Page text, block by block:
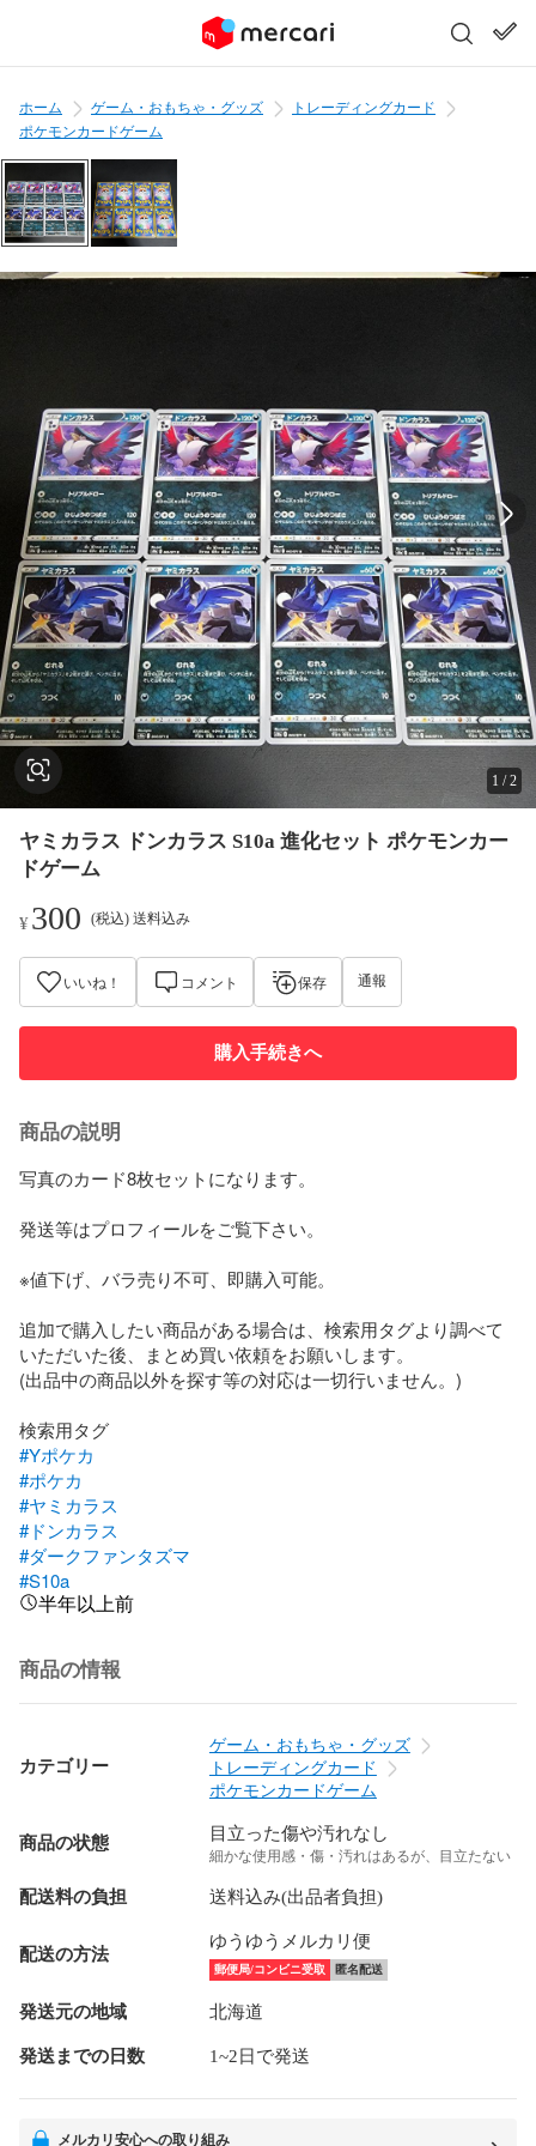
ホーム ゲーム・おもちゃ・グッズ
トレーディングカード
ポケモンカードゲーム
1 /2
ヤミカラス ドンカラス S10a 進化セット ポケモンカー
ドゲーム
¥300 (税込) 送料込み
いいね！ コメント 保存 通報
購入手続きへ
商品の説明
写真のカード8枚セットになります。
発送等はプロフィールをご覧下さい。
※値下げ、バラ売り不可、即購入可能。
追加で購入したい商品がある場合は、検索用タグより調べて
いただいた後、まとめ買い依頼をお願いします。
(出品中の商品以外を探す等の対応は一切行いません。)
#Yポケカ
#ポケカ
#ヤミカラス
#ドンカラス
#ダークファンタズマ
#S10a
半年以上前
商品の情報
カテゴリー
ゲーム・おもちゃ・グッズ
トレーディングカード
ポケモンカードゲーム
商品の状態 目立った傷や汚れなし
細かな使用感・傷・汚れはあるが、目立たない
配送料の負担 送料込み(出品者負担)
配送の方法
ゆうゆうメルカリ便
郵便局/コンビニ受取 匿名配送
発送元の地域 北海道
発送までの日数 1~2日で発送
メルカリ安心への取り組み